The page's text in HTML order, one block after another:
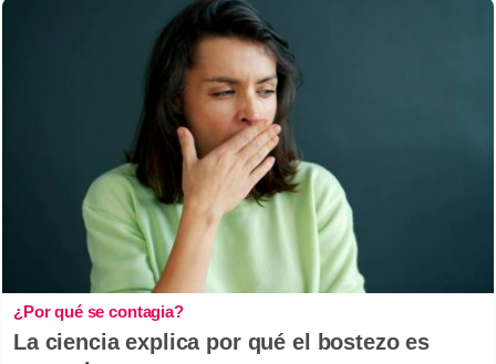
¿Por qué se contagia?
La ciencia explica por qué el bostezo es